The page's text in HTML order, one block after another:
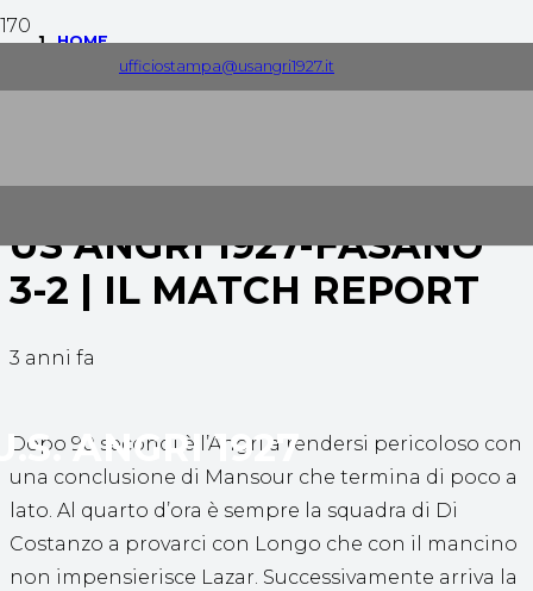
ufficiostampa@usangri1927.it
ANGRI 1927
HOME
US ANGRI 1927-FASANO
3-2 | IL MATCH REPORT
3 anni fa
Dopo 90 secondi è l’Angri a rendersi pericoloso con
una conclusione di Mansour che termina di poco a
lato. Al quarto d’ora è sempre la squadra di Di
Costanzo a provarci con Longo che con il mancino
non impensierisce Lazar. Successivamente arriva la